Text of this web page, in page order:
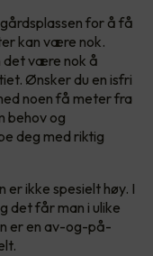
for å få
kan være nok.
det være nok å
Ønsker du en isfri
noen få meter fra
behov og
deg med riktig
er ikke spesielt høy. I
det får man i ulike
er en av-og-på-